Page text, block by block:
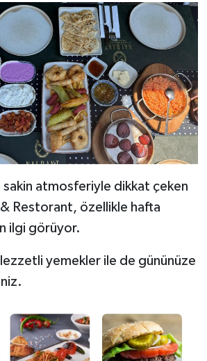
sakin atmosferiyle dikkat çeken
Restorant, özellikle hafta
ilgi görüyor.
lezzetli yemekler ile de gününüze